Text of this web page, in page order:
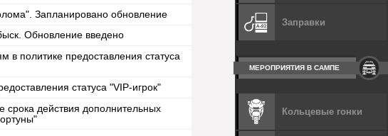
Запланировано обновление
Обновление введено
в политике предоставления статуса
статуса "VIP-игрок"
действия дополнительных
Заправки
МЕРОПРИЯТИЯ В САМПЕ
Кольцевые гонки